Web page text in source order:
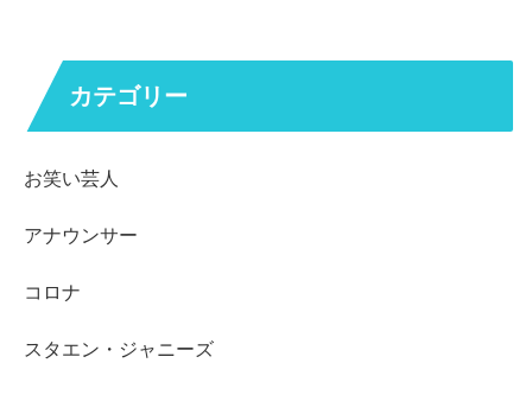
カテゴリー
お笑い芸人
アナウンサー
コロナ
スタエン・ジャニーズ